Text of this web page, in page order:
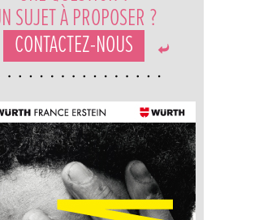
SUJET À PROPOSER ?
CONTACTEZ-NOUS